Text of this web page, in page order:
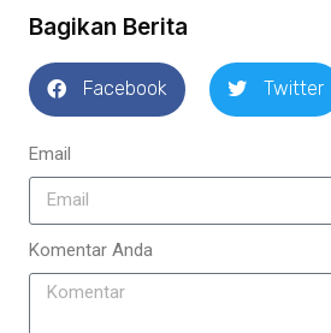
Bagikan Berita
Facebook Twitter
Email
Komentar Anda